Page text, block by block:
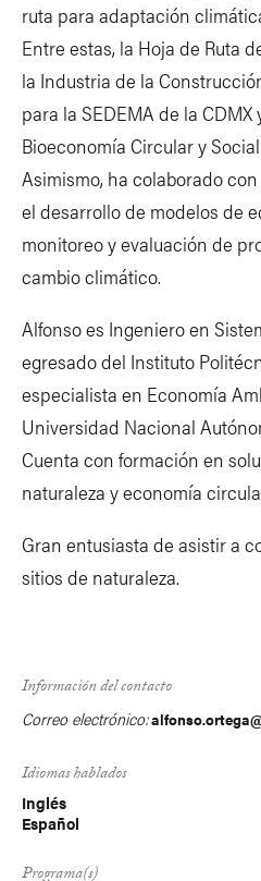
ruta para adaptación
Entre estas, la Hoja de Ruta
la Industria de la
para la SEDEMA de la
Bioeconomía Circular y
Asimismo, ha colaborado
el desarrollo de modelos de
monitoreo y evaluación de
cambio climático.
Alfonso es Ingeniero en
egresado del Instituto
especialista en Economía
Universidad Nacional
Cuenta con formación en
naturaleza y economía
Gran entusiasta de asistir a
sitios de naturaleza.
Información del contacto
Correo electrónico:
Idiomas hablados
Inglés
Español